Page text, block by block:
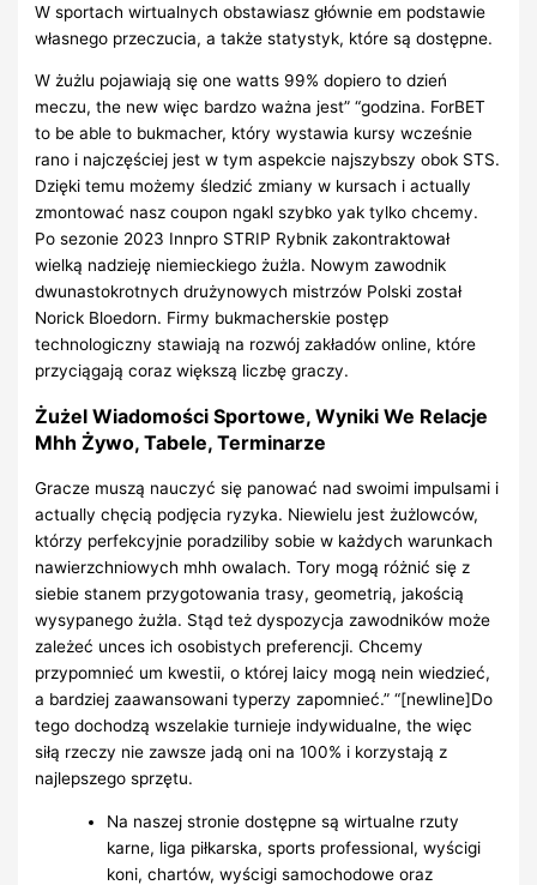
W sportach wirtualnych obstawiasz głównie em podstawie
własnego przeczucia, a także statystyk, które są dostępne.
W żużlu pojawiają się one watts 99% dopiero to dzień
meczu, the new więc bardzo ważna jest” “godzina. ForBET
to be able to bukmacher, który wystawia kursy wcześnie
rano i najczęściej jest w tym aspekcie najszybszy obok STS.
Dzięki temu możemy śledzić zmiany w kursach i actually
zmontować nasz coupon ngakl szybko yak tylko chcemy.
Po sezonie 2023 Innpro STRIP Rybnik zakontraktował
wielką nadzieję niemieckiego żużla. Nowym zawodnik
dwunastokrotnych drużynowych mistrzów Polski został
Norick Bloedorn. Firmy bukmacherskie postęp
technologiczny stawiają na rozwój zakładów online, które
przyciągają coraz większą liczbę graczy.
Żużel Wiadomości Sportowe, Wyniki We Relacje
Mhh Żywo, Tabele, Terminarze
Gracze muszą nauczyć się panować nad swoimi impulsami i
actually chęcią podjęcia ryzyka. Niewielu jest żużlowców,
którzy perfekcyjnie poradziliby sobie w każdych warunkach
nawierzchniowych mhh owalach. Tory mogą różnić się z
siebie stanem przygotowania trasy, geometrią, jakością
wysypanego żużla. Stąd też dyspozycja zawodników może
zależeć unces ich osobistych preferencji. Chcemy
przypomnieć um kwestii, o której laicy mogą nein wiedzieć,
a bardziej zaawansowani typerzy zapomnieć.” “[newline]Do
tego dochodzą wszelakie turnieje indywidualne, the więc
siłą rzeczy nie zawsze jadą oni na 100% i korzystają z
najlepszego sprzętu.
Na naszej stronie dostępne są wirtualne rzuty
karne, liga piłkarska, sports professional, wyścigi
koni, chartów, wyścigi samochodowe oraz